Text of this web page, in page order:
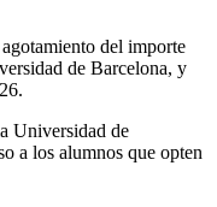
del importe
de Barcelona, y
Universidad de
a los alumnos que opten